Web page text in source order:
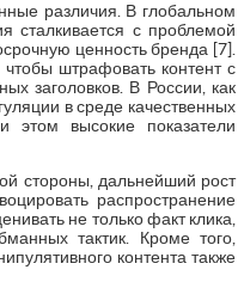
различия. В глобальном
сталкивается с проблемой
ценность бренда [7].
штрафовать контент с
заголовков. В России, как
в среде качественных
этом высокие показатели
стороны, дальнейший рост
распространение
не только факт клика,
тактик. Кроме того,
контента также